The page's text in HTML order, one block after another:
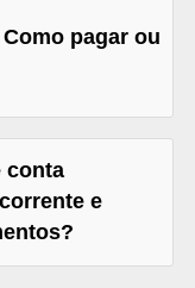
pagar ou
conta
e